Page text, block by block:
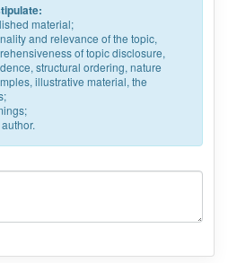
material;
and relevance of the topic,
of topic disclosure,
structural ordering, nature
illustrative material, the